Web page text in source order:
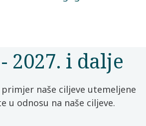
2027. i dalje
naše ciljeve utemeljene
u odnosu na naše ciljeve.